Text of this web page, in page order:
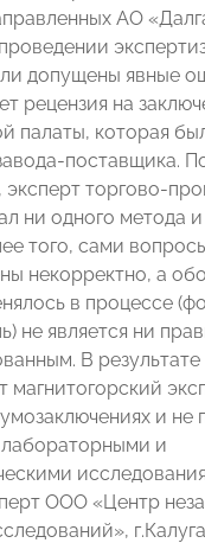
АО
допущены явные
рецензия на
палаты, которая
поставщика.
эксперт торгово-
ни одного метода
того, сами
некорректно, а
в процессе
не является ни
В
магнитогорский
и не
и
ООО «Центр